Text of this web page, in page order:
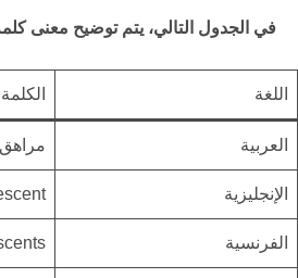
في الجدول التالي، يتم توضيح معنى
اللغة الكلمة
العربية مراهق
الإنجليزية
الفرنسية